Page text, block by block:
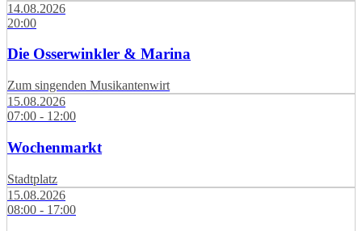
14.08.2026
20:00
Die Osserwinkler & Marina
Zum singenden Musikantenwirt
15.08.2026
07:00 - 12:00
Wochenmarkt
Stadtplatz
15.08.2026
08:00 - 17:00